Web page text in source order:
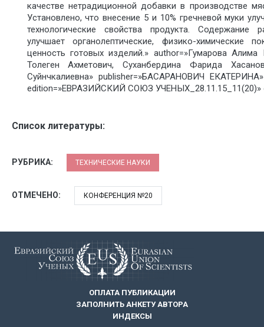
качестве нетрадиционной добавки в производстве
Установлено, что внесение 5 и 10% гречневой муки
технологические свойства продукта. Содержание
улучшает органолептические, физико-химические
ценность готовых изделий.» author=»Гумарова Алима
Толеген Ахметович, Суханбердина Фарида
Суйнчкалиевна» publisher=»БАСАРАНОВИЧ ЕКАТЕРИНА»
edition=»ЕВРАЗИЙСКИЙ СОЮЗ УЧЕНЫХ_28.11.15_11(20)»
Список литературы:
РУБРИКА: ТЕХНИЧЕСКИЕ НАУКИ
ОТМЕЧЕНО: КОНФЕРЕНЦИЯ №20
ОПЛАТА ПУБЛИКАЦИИ
ЗАПОЛНИТЬ АНКЕТУ АВТОРА
ИНДЕКСЫ